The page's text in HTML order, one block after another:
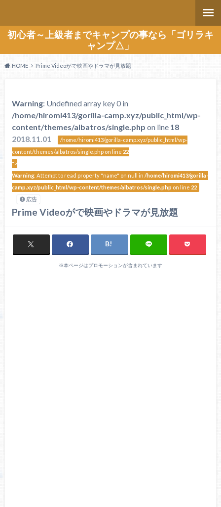
初心者～上級者までキャンプの事なら「ゴリラキ
ャンプ△」
HOME Prime Videoがで映画やドラマが見放題
Warning: Undefined array key 0 in
/home/hiromi413/gorilla-camp.xyz/public_html/wp-
content/themes/albatros/single.php on line 18
2018.11.01
/home/hiromi413/gorilla-camp.xyz/public_html/wp-
content/themes/albatros/single.php on line 22
">
Warning: Attempt to read property "name" on null in/home/hiromi413/gorilla-
camp.xyz/public_html/wp-content/themes/albatros/single.php on line 22
広告
Prime Videoがで映画やドラマが見放題
※本ページはプロモーションが含まれています